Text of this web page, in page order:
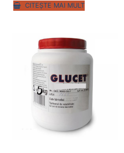
CITEȘTE MAI MULT